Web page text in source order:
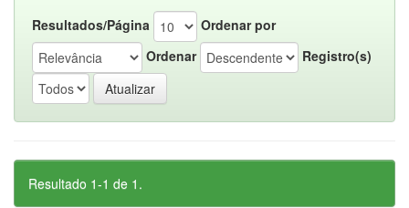
Resultados/Página
Ordenar por
Ordenar
Registro(s)
Resultado 1-1 de 1.